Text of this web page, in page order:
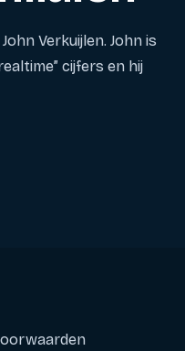
Verkuijlen. John is
cijfers en hij